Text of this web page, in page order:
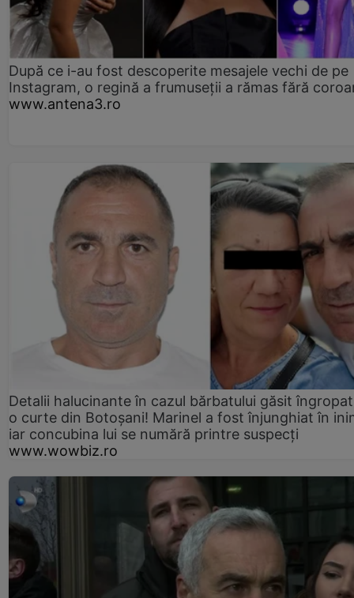
După ce i-au fost descoperite mesajele vechi de pe
Instagram, o regină a frumuseții a rămas fără
www.antena3.ro
Detalii halucinante în cazul bărbatului găsit
o curte din Botoșani! Marinel a fost înjunghiat în
iar concubina lui se numără printre suspecți
www.wowbiz.ro